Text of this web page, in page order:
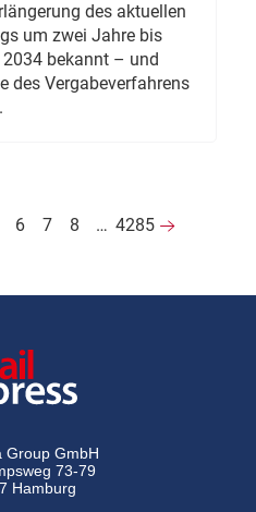
des aktuellen
um zwei Jahre bis
bekannt – und
des Vergabeverfahrens
6 7 8 … 4285
Group GmbH
73-79
Hamburg